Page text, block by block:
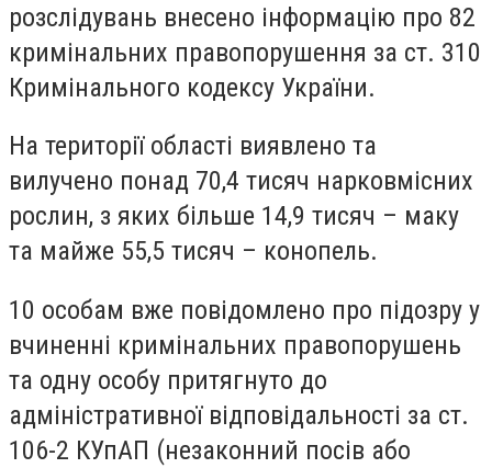
розслідувань внесено інформацію про 82
кримінальних правопорушення за ст. 310
Кримінального кодексу України.
На території області виявлено та
вилучено понад 70,4 тисяч нарковмісних
рослин, з яких більше 14,9 тисяч – маку
та майже 55,5 тисяч – конопель.
10 особам вже повідомлено про підозру у
вчиненні кримінальних правопорушень
та одну особу притягнуто до
адміністративної відповідальності за ст.
106-2 КУпАП (незаконний посів або